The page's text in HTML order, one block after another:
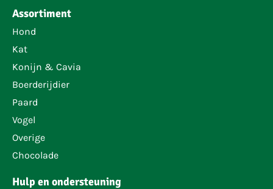
Assortiment
Hond
Kat
Konijn & Cavia
Boerderijdier
Paard
Vogel
Overige
Chocolade
Hulp en ondersteuning